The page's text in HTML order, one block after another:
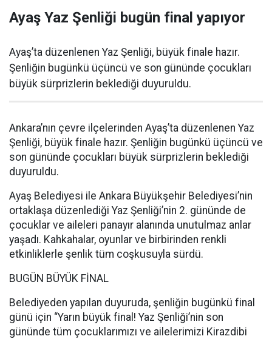
Ayaş Yaz Şenliği bugün final yapıyor
Ayaş’ta düzenlenen Yaz Şenliği, büyük finale hazır.
Şenliğin bugünkü üçüncü ve son gününde çocukları
büyük sürprizlerin beklediği duyuruldu.
Ankara’nın çevre ilçelerinden Ayaş’ta düzenlenen Yaz
Şenliği, büyük finale hazır. Şenliğin bugünkü üçüncü ve
son gününde çocukları büyük sürprizlerin beklediği
duyuruldu.
Ayaş Belediyesi ile Ankara Büyükşehir Belediyesi’nin
ortaklaşa düzenlediği Yaz Şenliği’nin 2. gününde de
çocuklar ve aileleri panayır alanında unutulmaz anlar
yaşadı. Kahkahalar, oyunlar ve birbirinden renkli
etkinliklerle şenlik tüm coşkusuyla sürdü.
BUGÜN BÜYÜK FİNAL
Belediyeden yapılan duyuruda, şenliğin bugünkü final
günü için “Yarın büyük final! Yaz Şenliği’nin son
gününde tüm çocuklarımızı ve ailelerimizi Kirazdibi